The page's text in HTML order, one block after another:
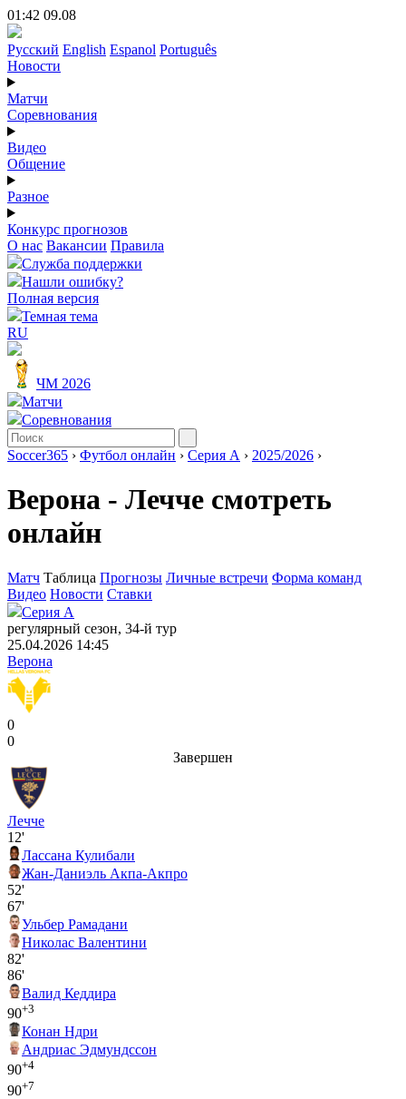
01:42 09.08
Русский English Espanol Português
Новости
Матчи
Соревнования
Видео
Общение
Разное
Конкурс прогнозов
О нас Вакансии Правила
Служба поддержки
Нашли ошибку?
Полная версия
Темная тема
RU
ЧМ 2026
Матчи
Соревнования
Soccer365 › Футбол онлайн › Серия А › 2025/2026 ›
Верона - Лечче смотреть
онлайн
Матч Таблица Прогнозы Личные встречи Форма команд
Видео Новости Ставки
Серия А
регулярный сезон, 34-й тур
25.04.2026 14:45
Верона
0
0
Завершен
Лечче
12'
Лассана Кулибали
Жан-Даниэль Акпа-Акпро
52'
67'
Ульбер Рамадани
Николас Валентини
82'
86'
Валид Кеддира
90+3
Конан Ндри
Андриас Эдмундссон
90+4
90+7